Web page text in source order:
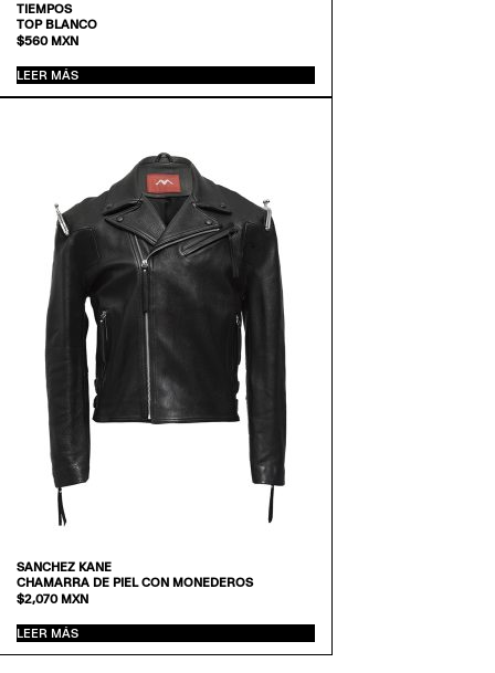
TIEMPOS
TOP BLANCO
$560MXN
LEER MÁS
SANCHEZ KANE
CHAMARRA DE PIEL CON MONEDEROS
$2,070MXN
LEER MÁS